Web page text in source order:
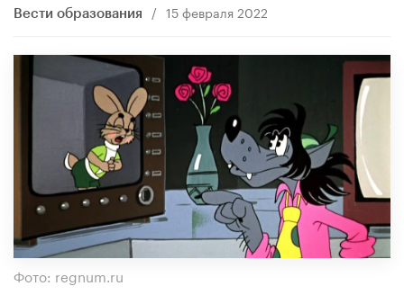
Вести образования / 15 февраля 2022
Фото: regnum.ru